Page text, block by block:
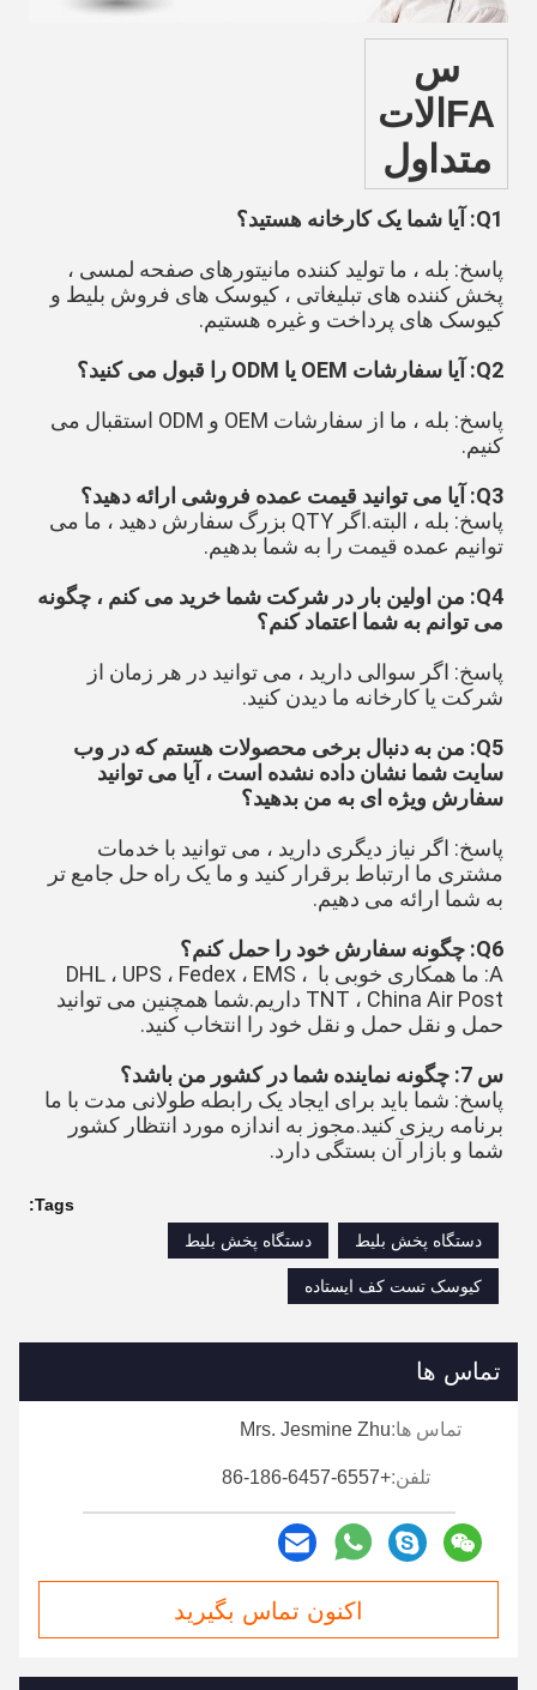
س
FAالات
متداول
Q1: آیا شما یک کارخانه هستید؟
کیوسک های پرداخت و غیره هستیم.
Q2: آیا سفارشات OEM یا ODM را قبول می کنید؟
کنیم.
Q3: آیا می توانید قیمت عمده فروشی ارائه دهید؟
توانیم عمده قیمت را به شما بدهیم.
می توانم به شما اعتماد کنم؟
شرکت یا کارخانه ما دیدن کنید.
سفارش ویژه ای به من بدهید؟
به شما ارائه می دهیم.
Q6: چگونه سفارش خود را حمل کنم؟
A: ما همکاری خوبی با DHL ، UPS ، Fedex ، EMS ،
حمل و نقل حمل و نقل خود را انتخاب کنید.
س 7: چگونه نماینده شما در کشور من باشد؟
شما و بازار آن بستگی دارد.
Tags:
دستگاه پخش بلیط
دستگاه پخش بلیط
کیوسک تست کف ایستاده
تماس ها
تماس ها:Mrs. Jesmine Zhu
تلفن:+86-186-6457-6557
اکنون تماس بگیرید